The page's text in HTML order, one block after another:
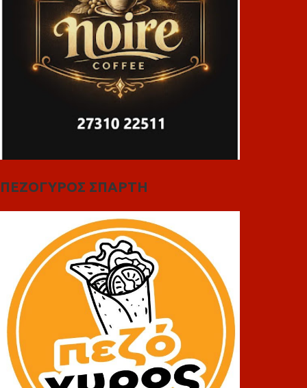
ΠΕΖΟΓΥΡΟΣ ΣΠΑΡΤΗ